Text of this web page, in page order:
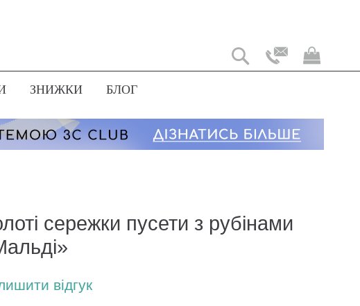
Мій
ЗНИЖКИ БЛОГ
сережки пусети з рубінами
відгук